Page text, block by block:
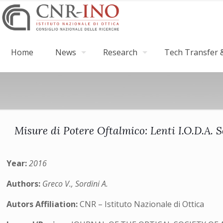
Home News Research Tech Transfer
Misure di Potere Oftalmico: Lenti I.O.D.A.
Year:2016
Authors: Greco V., Sordini A.
Autors Affiliation:CNR – Istituto Nazionale di Ottica